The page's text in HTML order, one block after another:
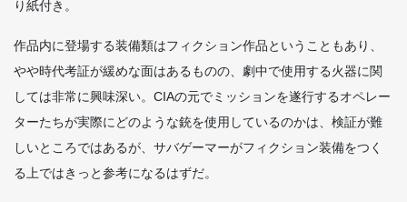
り紙付き。
作品内に登場する装備類はフィクション作品ということもあり、
やや時代考証が緩めな面はあるものの、劇中で使用する火器に関
しては非常に興味深い。CIAの元でミッションを遂行するオペレー
ターたちが実際にどのような銃を使用しているのかは、検証が難
しいところではあるが、サバゲーマーがフィクション装備をつく
る上ではきっと参考になるはずだ。